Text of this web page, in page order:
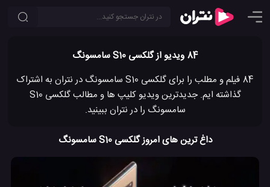
84 ویدیو از گلکسی S10 سامسونگ
84 فیلم و مطلب را برای گلکسی S10 سامسونگ در نتران به اشتراک
گذاشته ایم. جدیدترین ویدیو کلیپ ها و مطالب گلکسی S10
سامسونگ را در نتران ببینید.
داغ ترین های امروز گلکسی S10 سامسونگ